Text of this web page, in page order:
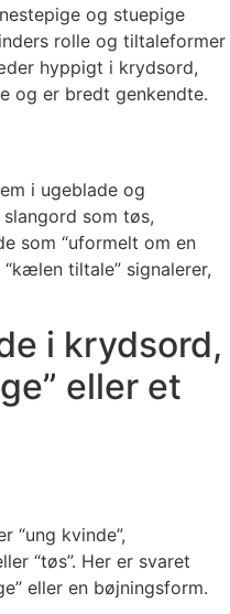
og stuepige
rolle og tiltaleformer
hyppigt i krydsord,
og er bredt genkendte.
i ugeblade og
som tøs,
som “uformelt om en
“kælen tiltale” signalerer,
i krydsord,
eller et
“ung kvinde”,
“tøs”. Her er svaret
eller en bøjningsform.